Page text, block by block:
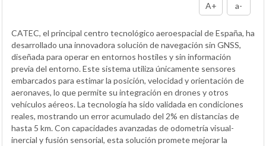
A+ a-
CATEC, el principal centro tecnológico aeroespacial de España, ha
desarrollado una innovadora solución de navegación sin GNSS,
diseñada para operar en entornos hostiles y sin información
previa del entorno. Este sistema utiliza únicamente sensores
embarcados para estimar la posición, velocidad y orientación de
aeronaves, lo que permite su integración en drones y otros
vehículos aéreos. La tecnología ha sido validada en condiciones
reales, mostrando un error acumulado del 2% en distancias de
hasta 5 km. Con capacidades avanzadas de odometría visual-
inercial y fusión sensorial, esta solución promete mejorar la